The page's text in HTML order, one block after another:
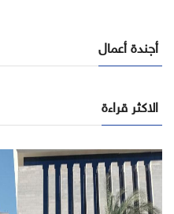
أجندة أعمال
الاكثر قراءة